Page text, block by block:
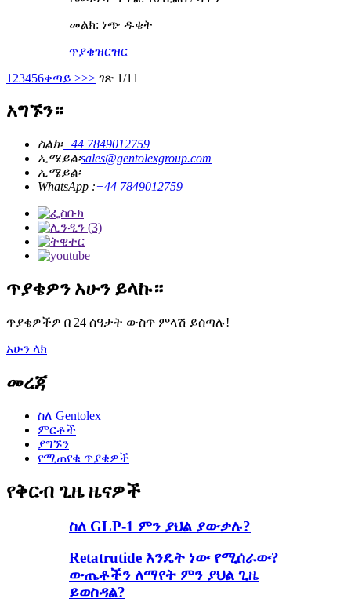
መልክ: ነጭ ዱቄት
ጥያቄዝርዝር
1 23456ቀጣይ >>> ገጽ 1/11
አግኙን።
ስልክ፡+44 7849012759
ኢሜይል፡sales@gentolexgroup.com
ኢሜይል፡
WhatsApp :+44 7849012759
ጥያቄዎን አሁን ይላኩ።
ጥያቄዎችዎ በ 24 ሰዓታት ውስጥ ምላሽ ይሰጣሉ!
አሁን ላክ
መረጃ
ስለ Gentolex
ምርቶች
ያግኙን
የሚጠየቁ ጥያቄዎች
የቅርብ ጊዜ ዜናዎች
ስለ GLP-1 ምን ያህል ያውቃሉ?
Retatrutide እንዴት ነው የሚሰራው?
ውጤቶችን ለማየት ምን ያህል ጊዜ
ይወስዳል?